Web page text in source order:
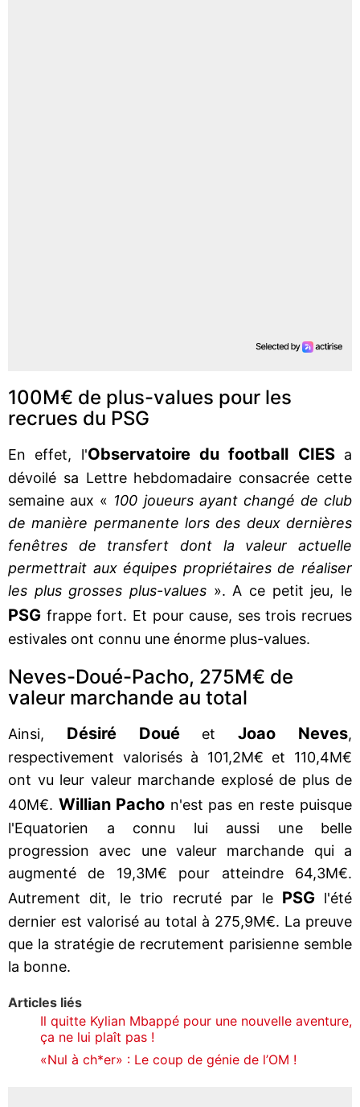
100M€ de plus-values pour les
recrues du PSG
En effet, l'Observatoire du football CIES a
dévoilé sa Lettre hebdomadaire consacrée cette
semaine aux « 100 joueurs ayant changé de club
de manière permanente lors des deux dernières
fenêtres de transfert dont la valeur actuelle
permettrait aux équipes propriétaires de réaliser
les plus grosses plus-values ». A ce petit jeu, le
PSG frappe fort. Et pour cause, ses trois recrues
estivales ont connu une énorme plus-values.
Neves-Doué-Pacho, 275M€ de
valeur marchande au total
Ainsi, Désiré DouéetJoao Neves,
respectivement valorisés à 101,2M€ et 110,4M€
ont vu leur valeur marchande explosé de plus de
40M€. Willian Pacho n'est pas en reste puisque
l'Equatorien a connu lui aussi une belle
progression avec une valeur marchande qui a
augmenté de 19,3M€ pour atteindre 64,3M€.
Autrement dit, le trio recruté par le PSG l'été
dernier est valorisé au total à 275,9M€. La preuve
que la stratégie de recrutement parisienne semble
la bonne.
Articles liés
Il quitte Kylian Mbappé pour une nouvelle aventure,
ça ne lui plaît pas !
«Nul à ch*er» : Le coup de génie de l’OM !